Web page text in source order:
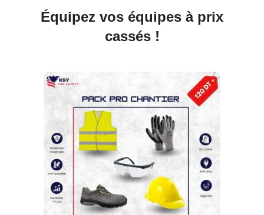
Équipez vos équipes à prix
cassés !